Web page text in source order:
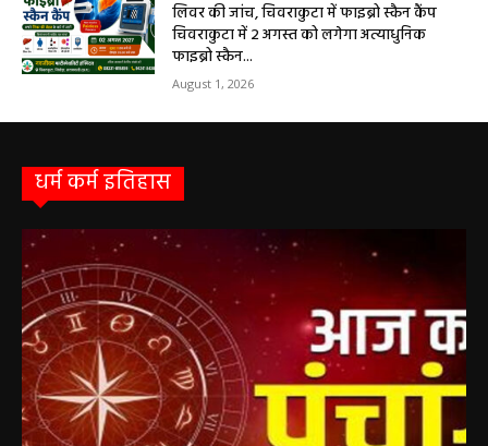
लिवर की जांच, चिवराकुटा में फाइब्रो स्कैन कैंप
चिवराकुटा में 2 अगस्त को लगेगा अत्याधुनिक
फाइब्रो स्कैन...
August 1, 2026
धर्म कर्म इतिहास